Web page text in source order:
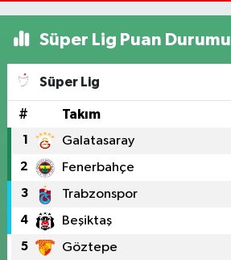
Süper Lig Puan Durumu
Süper Lig
# Takım
1 Galatasaray
2 Fenerbahçe
3 Trabzonspor
4 Beşiktaş
5 Göztepe